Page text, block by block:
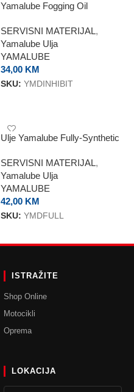
Yamalube Fogging Oil
SERVISNI MATERIJAL,
Yamalube Ulja
YAMALUBE
34,00 KM
SKU: YMDINHIBIT
Ulje Yamalube Fully-Synthetic
SERVISNI MATERIJAL,
Yamalube Ulja
YAMALUBE
42,00 KM
SKU: YMDFULL
ISTRAŽITE
Shop Online
Motocikli
Oprema
LOKACIJA